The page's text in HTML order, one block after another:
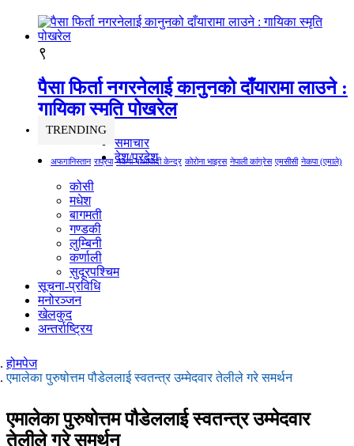
९
पैसा फिर्ता नगरनेलाई कानुनको दाँयारामा लाउने :
गायिका स्‍मृति पोखरेल
TRENDING
अफगानिस्तान राप्रपा नेकपा माओवादी केन्द्र कोरोना भाइरस नेपाली कांग्रेस एमसीसी नेकपा (एमाले)
समाचार
देश/प्रदेश
कोसी
मधेश
बागमती
गण्डकी
लुम्बिनी
कर्णाली
सुदूरपश्चिम
सूचना-प्रविधि
मनोरञ्जन
खेलकुद
अन्तर्राष्ट्रिय
होमपेज
एमालेका पुरुषोत्तम पौडेललाई स्वतन्त्र उम्मेदवार तेलीले गरे समर्थन
एमालेका पुरुषोत्तम पौडेललाई स्वतन्त्र उम्मेदवार
तेलीले गरे समर्थन